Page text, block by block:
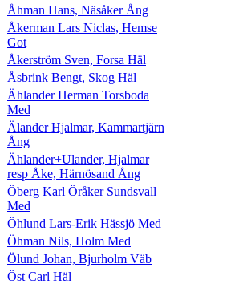
Åhman Hans, Näsåker Ång
Åkerman Lars Niclas, Hemse
Got
Åkerström Sven, Forsa Häl
Åsbrink Bengt, Skog Häl
Ählander Herman Torsboda
Med
Älander Hjalmar, Kammartjärn
Ång
Ählander+Ulander, Hjalmar
resp Åke, Härnösand Ång
Öberg Karl Öråker Sundsvall
Med
Öhlund Lars-Erik Hässjö Med
Öhman Nils, Holm Med
Ölund Johan, Bjurholm Väb
Öst Carl Häl